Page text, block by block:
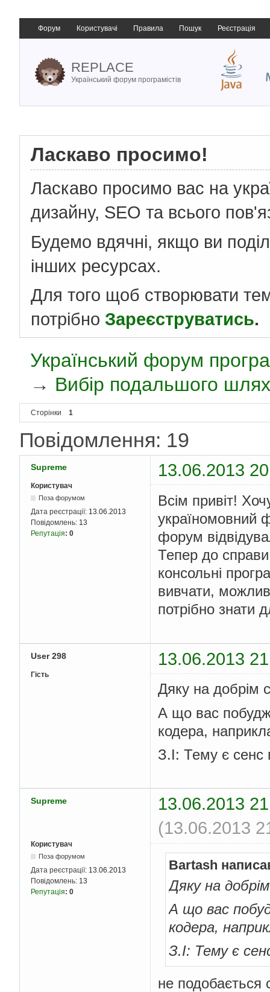
Форум Користувачі Правила Пошук Реєстрація
REPLACE
Український форум програмістів
Ласкаво просимо!
Ласкаво просимо вас на
дизайну, SEO та всього
Будемо вдячні, якщо ви
інших ресурсах.
Для того щоб створювати
потрібно Зареєструватись.
Український форум
→ Вибір подальшого
Сторінки 1
Повідомлення: 19
Supreme 13.06.2013
Користувач
Поза форумом
Дата реєстрації: 13.06.2013
Повідомлень: 13
Репутація: 0
Всім привіт!
україномовний
форум
Тепер до
консольні
вивчати,
потрібно знати
User 298 13.06.2013
Гість
Дяку на добрім
А що вас
кодера,
З.І: Тему є сенс
Supreme
13.06.2013
(13.06.2013
Користувач
Поза форумом
Дата реєстрації: 13.06.2013
Повідомлень: 13
Репутація: 0
Bartash
Дяку на
А що вас
кодера,
З.І: Тему є
не подобається